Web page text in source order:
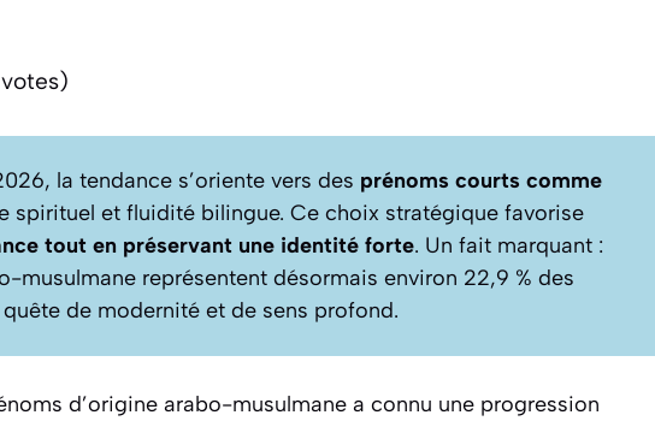
la tendance s’oriente vers des prénoms courts comme
spirituel et fluidité bilingue. Ce choix stratégique favorise
tout en préservant une identité forte. Un fait marquant :
musulmane représentent désormais environ 22,9 % des
de modernité et de sens profond.
d’origine arabo-musulmane a connu une progression